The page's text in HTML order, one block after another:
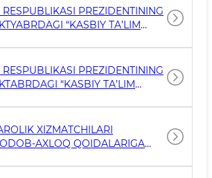
39-2-0-Q/25-SONLI QARORI
TO‘G‘RISIDA
RESPUBLIKASI PREZIDENTINING
“KASBIY TA’LIM
TADBIRLARI TO‘G‘RISIDA”GI
IJROSINI TO‘G‘RISIDA
RESPUBLIKASI PREZIDENTINING
“KASBIY TA’LIM
TADBIRLARI TO‘G‘RISIDA”GI
IJROSINI TO'G'RISIDA
XIZMATCHILARI
AXLOQ QOIDALARIGA
TADBIRLAR